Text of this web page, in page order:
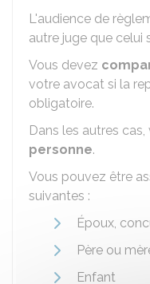
L'audience de
autre juge que celui
Vous devez
votre avocat si la
obligatoire.
Dans les autres
personne.
Vous pouvez être
suivantes :
Époux,
Père ou
Enfant